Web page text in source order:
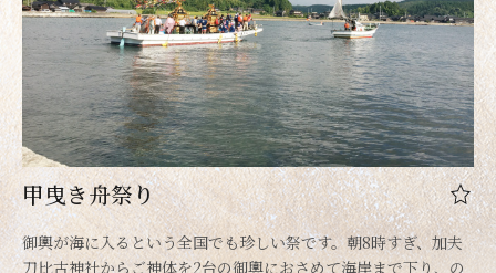
甲曳き舟祭り
御輿が海に入るという全国でも珍しい祭です。朝8時すぎ、加夫
刀比古神社からご神体を2台の御輿におさめて海岸まで下り、の